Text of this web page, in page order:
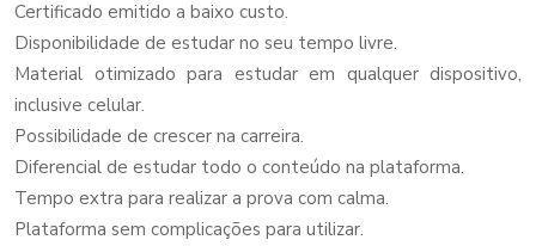
Certificado emitido a baixo custo.
Disponibilidade de estudar no seu tempo livre.
Material otimizado para estudar em qualquer dispositivo,
inclusive celular.
Possibilidade de crescer na carreira.
Diferencial de estudar todo o conteúdo na plataforma.
Tempo extra para realizar a prova com calma.
Plataforma sem complicações para utilizar.